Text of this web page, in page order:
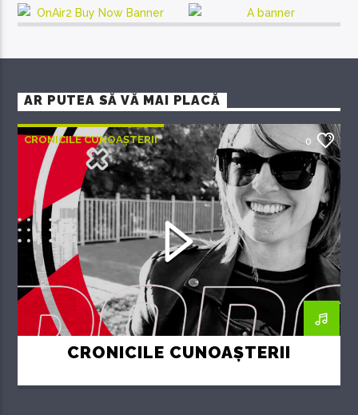
AR PUTEA SĂ VĂ MAI PLACĂ
CRONICILE CUNOAȘTERII 0
CRONICILE CUNOAȘTERII